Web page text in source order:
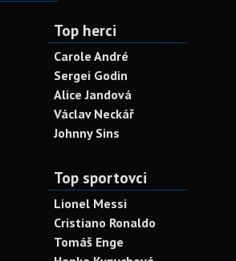
Top herci
Carole André
Sergei Godin
Alice Jandová
Václav Neckář
Johnny Sins
Top sportovci
Lionel Messi
Cristiano Ronaldo
Tomáš Enge